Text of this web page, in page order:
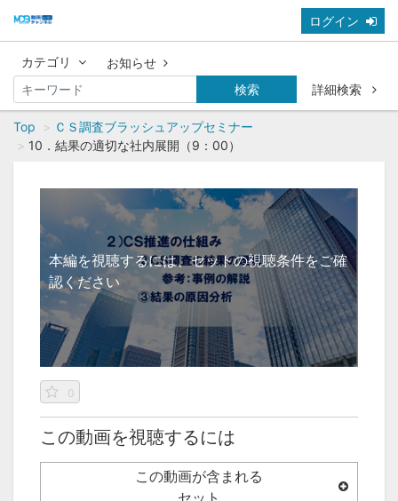
ログイン
カテゴリ
お知らせ
検索
詳細検索
Top
ＣＳ調査ブラッシュアップセミナー
10．結果の適切な社内展開（9：00）
本編を視聴するには、セットの視聴条件をご確
認ください
0
この動画を視聴するには
この動画が含まれる